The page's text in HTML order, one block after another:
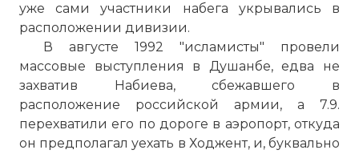
уже сами участники набега укрывались в
расположении дивизии.
В августе 1992 "исламисты" провели
массовые выступления в Душанбе, едва не
захватив Набиева, сбежавшего в
расположение российской армии, а 7.9.
перехватили его по дороге в аэропорт, откуда
он предполагал уехать в Ходжент, и, буквально